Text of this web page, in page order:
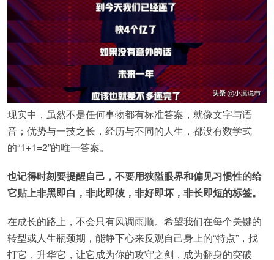
现实中，虽然不是任何事物都有标准答案，就像文字与语
音；优势与一技之长，经历与不同的人生，都没有数学式
的“1+1=2”的唯一答案。
也记得时刻要提醒自己，不要用狭隘眼界和偏见习惯性的给
它贴上非黑即白，非此即彼，非好即坏，非长即短的标签。
在成长的路上，不会只有风调雨顺。希望我们在每个关键的
转型或人生瓶颈期，能静下心来反观自己身上的“特点”，找
打它，升华它，让它成为你的攻守之剑，成为翻身的突破